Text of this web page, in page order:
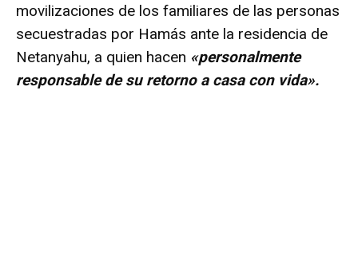
movilizaciones de los familiares de las personas
secuestradas por Hamás ante la residencia de
Netanyahu, a quien hacen «personalmente
responsable de su retorno a casa con vida».